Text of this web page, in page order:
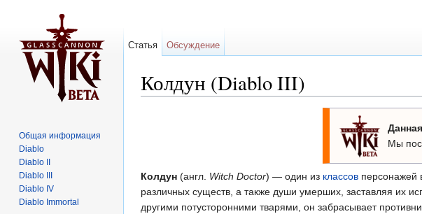
Колдун (Diablo III)
Мы
Колдун (англ. Witch Doctor) — один из классов персонажей
различных существ, а также души умерших, заставляя их
другими потусторонними тварями, он забрасывает
Статья Обсуждение
Общая информация
Diablo
Diablo II
Diablo III
Diablo IV
Diablo Immortal